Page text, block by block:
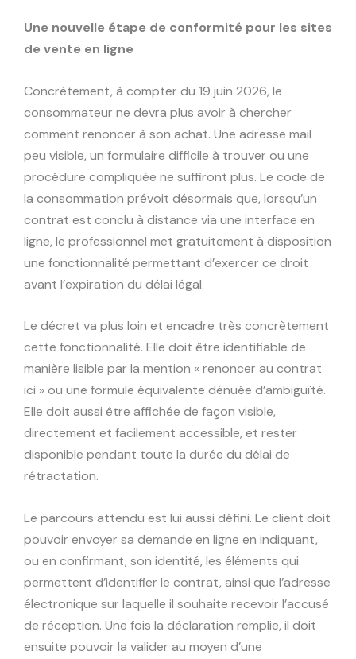
Une nouvelle étape de conformité pour les sites
de vente en ligne
Concrètement, à compter du 19 juin 2026, le
consommateur ne devra plus avoir à chercher
comment renoncer à son achat. Une adresse mail
peu visible, un formulaire difficile à trouver ou une
procédure compliquée ne suffiront plus. Le code de
la consommation prévoit désormais que, lorsqu’un
contrat est conclu à distance via une interface en
ligne, le professionnel met gratuitement à disposition
une fonctionnalité permettant d’exercer ce droit
avant l’expiration du délai légal.
Le décret va plus loin et encadre très concrètement
cette fonctionnalité. Elle doit être identifiable de
manière lisible par la mention « renoncer au contrat
ici » ou une formule équivalente dénuée d’ambiguïté.
Elle doit aussi être affichée de façon visible,
directement et facilement accessible, et rester
disponible pendant toute la durée du délai de
rétractation.
Le parcours attendu est lui aussi défini. Le client doit
pouvoir envoyer sa demande en ligne en indiquant,
ou en confirmant, son identité, les éléments qui
permettent d’identifier le contrat, ainsi que l’adresse
électronique sur laquelle il souhaite recevoir l’accusé
de réception. Une fois la déclaration remplie, il doit
ensuite pouvoir la valider au moyen d’une